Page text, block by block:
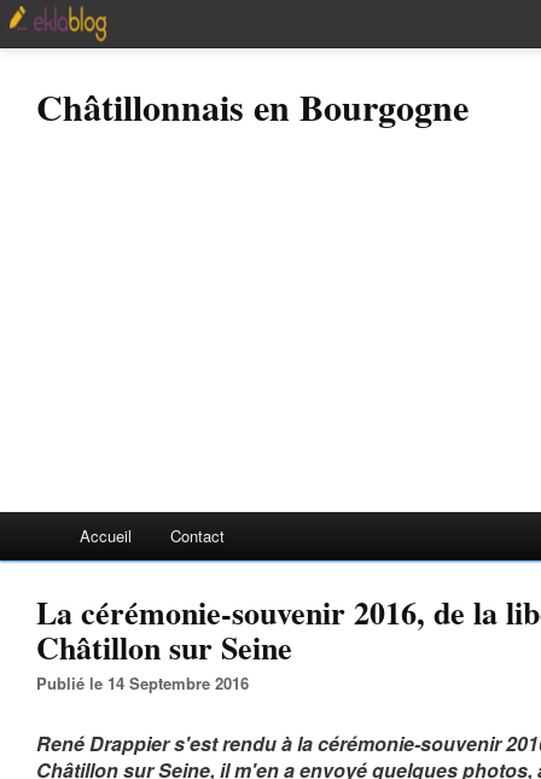
Châtillonnais en Bourgogne
Accueil Contact
La cérémonie-souvenir 2016, de la
Châtillon sur Seine
Publié le 14 Septembre 2016
René Drappier s'est rendu à la cérémonie-souvenir
Châtillon sur Seine, il m'en a envoyé quelques